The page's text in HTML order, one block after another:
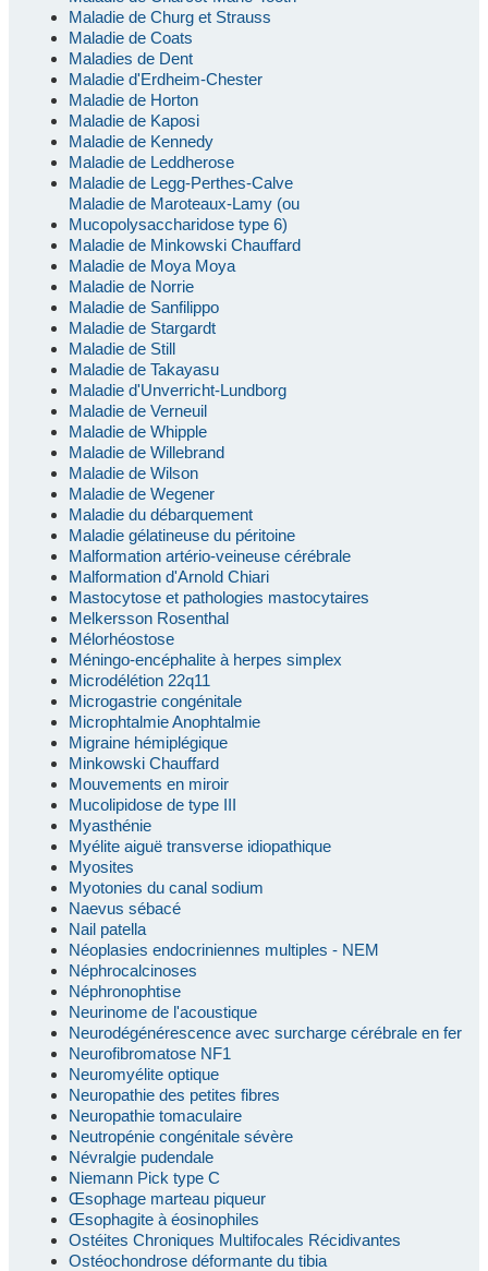
Maladie de Churg et Strauss
Maladie de Coats
Maladies de Dent
Maladie d'Erdheim-Chester
Maladie de Horton
Maladie de Kaposi
Maladie de Kennedy
Maladie de Leddherose
Maladie de Legg-Perthes-Calve
Maladie de Maroteaux-Lamy (ou
Mucopolysaccharidose type 6)
Maladie de Minkowski Chauffard
Maladie de Moya Moya
Maladie de Norrie
Maladie de Sanfilippo
Maladie de Stargardt
Maladie de Still
Maladie de Takayasu
Maladie d'Unverricht-Lundborg
Maladie de Verneuil
Maladie de Whipple
Maladie de Willebrand
Maladie de Wilson
Maladie de Wegener
Maladie du débarquement
Maladie gélatineuse du péritoine
Malformation artério-veineuse cérébrale
Malformation d'Arnold Chiari
Mastocytose et pathologies mastocytaires
Melkersson Rosenthal
Mélorhéostose
Méningo-encéphalite à herpes simplex
Microdélétion 22q11
Microgastrie congénitale
Microphtalmie Anophtalmie
Migraine hémiplégique
Minkowski Chauffard
Mouvements en miroir
Mucolipidose de type III
Myasthénie
Myélite aiguë transverse idiopathique
Myosites
Myotonies du canal sodium
Naevus sébacé
Nail patella
Néoplasies endocriniennes multiples - NEM
Néphrocalcinoses
Néphronophtise
Neurinome de l'acoustique
Neurodégénérescence avec surcharge cérébrale en fer
Neurofibromatose NF1
Neuromyélite optique
Neuropathie des petites fibres
Neuropathie tomaculaire
Neutropénie congénitale sévère
Névralgie pudendale
Niemann Pick type C
Œsophage marteau piqueur
Œsophagite à éosinophiles
Ostéites Chroniques Multifocales Récidivantes
Ostéochondrose déformante du tibia